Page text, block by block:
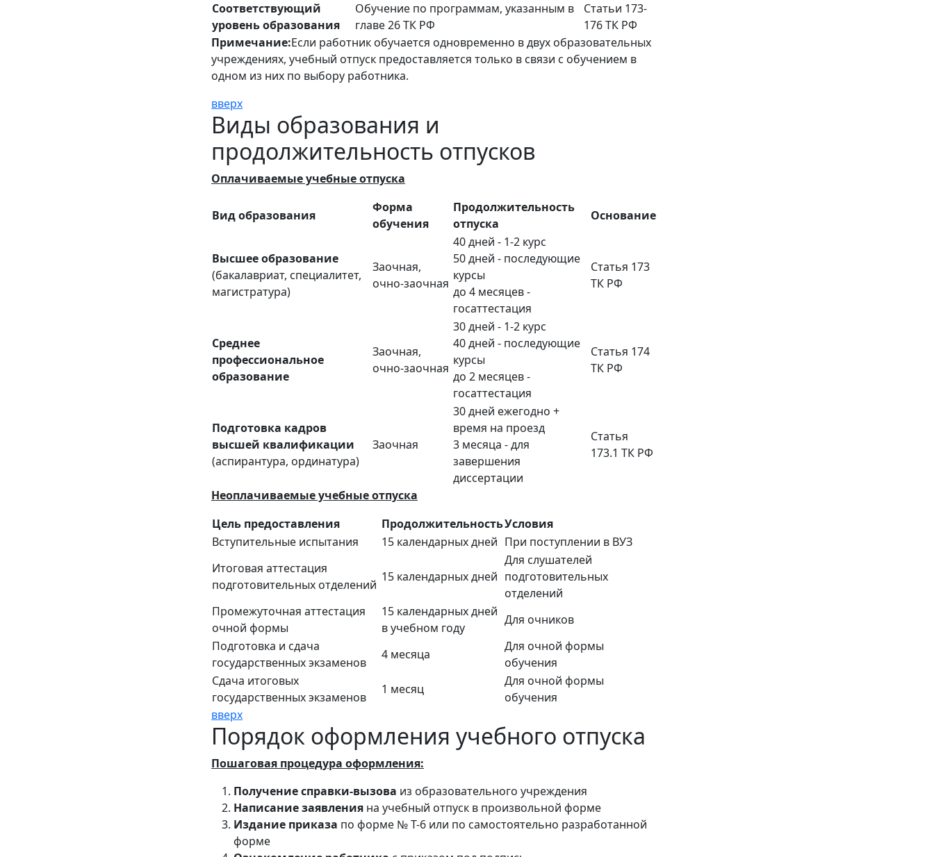
Соответствующий
уровень образования
Обучение по программам, указанным в
главе 26 ТК РФ
Статьи 173-
176 ТК РФ
Примечание:Если работник обучается одновременно в двух образовательных
учреждениях, учебный отпуск предоставляется только в связи с обучением в
одном из них по выбору работника.
вверх
Виды образования и
продолжительность отпусков
Оплачиваемые учебные отпуска
Вид образования
Форма
обучения
Продолжительность
отпуска
Основание
Высшее образование
(бакалавриат, специалитет,
магистратура)
Заочная,
очно-заочная
40 дней - 1-2 курс
50 дней - последующие
курсы
до 4 месяцев -
госаттестация
Статья 173
ТК РФ
Среднее
профессиональное
образование
Заочная,
очно-заочная
30 дней - 1-2 курс
40 дней - последующие
курсы
до 2 месяцев -
госаттестация
Статья 174
ТК РФ
Подготовка кадров
высшей квалификации
(аспирантура, ординатура)
Заочная
30 дней ежегодно +
время на проезд
3 месяца - для
завершения
диссертации
Статья
173.1 ТК РФ
Неоплачиваемые учебные отпуска
Цель предоставления
ПродолжительностьУсловия
Вступительные испытания
15 календарных дней При поступлении в ВУЗ
Итоговая аттестация
подготовительных отделений
15 календарных дней
Для слушателей
подготовительных
отделений
Промежуточная аттестация
очной формы
15 календарных дней
в учебном году
Для очников
Подготовка и сдача
государственных экзаменов
4 месяца
Для очной формы
обучения
Сдача итоговых
государственных экзаменов
1 месяц
Для очной формы
обучения
вверх
Порядок оформления учебного отпуска
Пошаговая процедура оформления:
Получение справки-вызова из образовательного учреждения
Написание заявления на учебный отпуск в произвольной форме
Издание приказа по форме № Т-6 или по самостоятельно разработанной
форме